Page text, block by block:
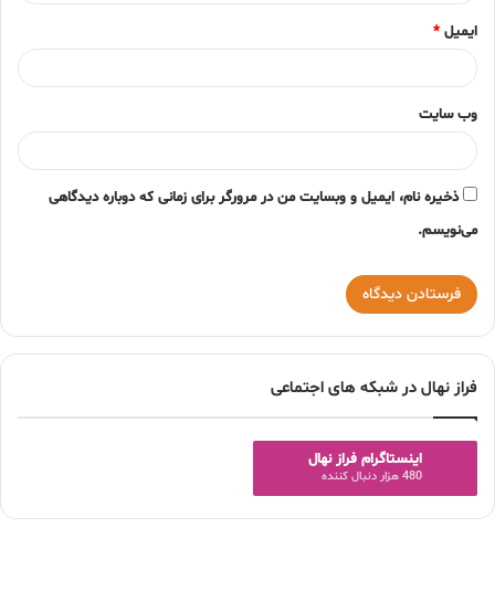
ایمیل *
وب‌ سایت
ذخیره نام، ایمیل و وبسایت من در مرورگر برای زمانی که دوباره دیدگاهی
می‌نویسم.
فراز نهال در شبکه های اجتماعی
اینستاگرام فراز نهال
480 هزار دنبال کننده